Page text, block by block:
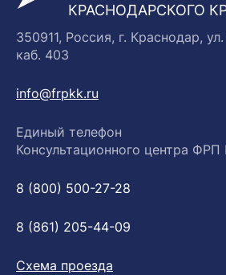
КРАСНОДАРСКОГО
350911, Россия, г. Краснодар,
каб. 403
info@frpkk.ru
Единый телефон
Консультационного центра ФРП
8 (800) 500-27-28
8 (861) 205-44-09
Схема проезда